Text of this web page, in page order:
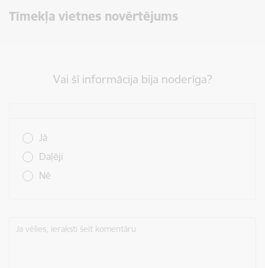
Tīmekļa vietnes novērtējums
Vai šī informācija bija noderīga?
Jā
Daļēji
Nē
Ja vēlies, ieraksti šeit komentāru